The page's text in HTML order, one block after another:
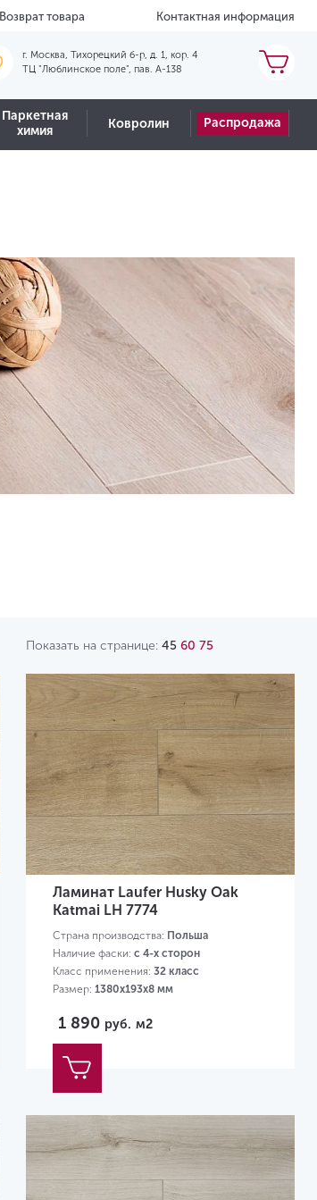
Возврат товара Контактная информация
г. Москва, Тихорецкий б-р, д. 1, кор. 4
ТЦ "Люблинское поле", пав. А-138
Паркетная
химия
Ковролин Распродажа
Показать на странице: 45 60 75
Ламинат Laufer Husky Oak
Katmai LH 7774
Страна производства: Польша
Наличие фаски: с 4-х сторон
Класс применения: 32 класс
Размер: 1380х193х8 мм
1 890 руб. м2